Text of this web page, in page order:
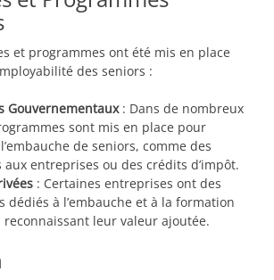
et programmes ont été mis en place
des seniors :
Gouvernementaux: Dans de nombreux
sont mis en place pour
de seniors, comme des
entreprises ou des crédits d’impôt.
: Certaines entreprises ont des
dédiés à l’embauche et à la formation
reconnaissant leur valeur ajoutée.